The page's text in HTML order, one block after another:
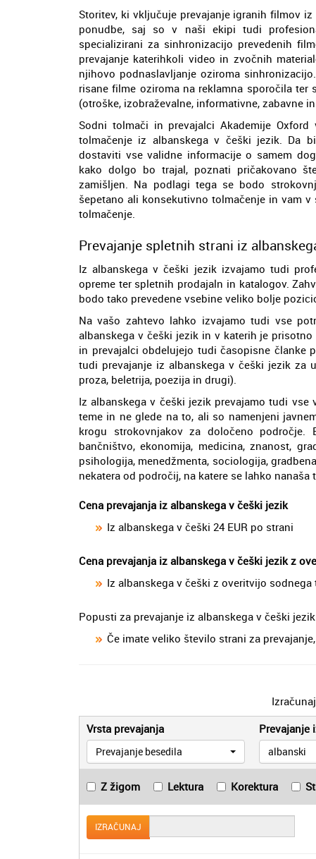
Storitev, ki vključuje prevajanje igranih filmov
ponudbe, saj so v naši ekipi tudi
specializirani za sinhronizacijo prevedenih
prevajanje katerihkoli video in zvočnih
njihovo podnaslavljanje oziroma
risane filme oziroma na reklamna sporočila
(otroške, izobraževalne, informativne, zabavne in
Sodni tolmači in prevajalci Akademije
tolmačenje iz albanskega v češki jezik. Da
dostaviti vse validne informacije o samem
kako dolgo bo trajal, poznati pričakovano
zamišljen. Na podlagi tega se bodo
šepetano ali konsekutivno tolmačenje in vam
tolmačenje.
Prevajanje spletnih strani iz
Iz albanskega v češki jezik izvajamo tudi
opreme ter spletnih prodajaln in katalogov.
bodo tako prevedene vsebine veliko bolje
Na vašo zahtevo lahko izvajamo tudi vse
albanskega v češki jezik in v katerih je
in prevajalci obdelujejo tudi časopisne članke
tudi prevajanje iz albanskega v češki jezik za
proza, beletrija, poezija in drugi).
Iz albanskega v češki jezik prevajamo tudi
teme in ne glede na to, ali so namenjeni
krogu strokovnjakov za določeno področje.
bančništvo, ekonomija, medicina, znanost,
psihologija, menedžmenta, sociologija,
nekatera od področij, na katere se lahko nanaša
Cena prevajanja iz albanskega v češki jezik
Iz albanskega v češki 24 EUR po strani
Cena prevajanja iz albanskega v češki jezik z
Iz albanskega v češki z overitvijo sodnega
Popusti za prevajanje iz albanskega v češki jezik
Če imate veliko število strani za
Vrsta prevajanja
Prevajanje besedila
Prevajanje
albanski
Z žigom Lektura Korektura
IZRAČUNAJ